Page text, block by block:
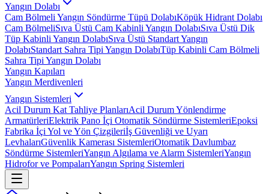
Yangın Dolabı
Cam Bölmeli Yangın Söndürme Tüpü DolabıKöpük Hidrant Dolabı
Cam BölmeliSıva Üstü Cam Kabinli Yangın DolabıSıva Üstü Dik
Tüp Kabinli Yangın DolabıSıva Üstü Standart Yangın
DolabıStandart Sahra Tipi Yangın DolabıTüp Kabinli Cam Bölmeli
Sahra Tipi Yangın Dolabı
Yangın Kapıları
Yangın Merdivenleri
Yangın Sistemleri
Acil Durum Kat Tahliye PlanlarıAcil Durum Yönlendirme
ArmatürleriElektrik Pano İçi Otomatik Söndürme SistemleriEpoksi
Fabrika İçi Yol ve Yön Çizgileriİş Güvenliği ve Uyarı
LevhalarıGüvenlik Kamerası SistemleriOtomatik Davlumbaz
Söndürme SistemleriYangın Algılama ve Alarm SistemleriYangın
Hidrofor ve PompalarıYangın Spring Sistemleri